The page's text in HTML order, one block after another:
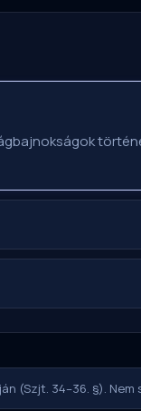
(Szjt. 34–36. §). Nem